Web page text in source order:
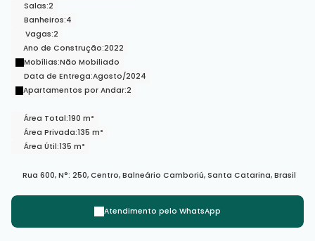
Salas:2
Banheiros:4
Vagas:2
Ano de Construção:2022
Mobílias:Não Mobiliado
Data de Entrega:Agosto/2024
Apartamentos por Andar:2
Área Total:190 m²
Área Privada:135 m²
Área Útil:135 m²
Rua 600,N°: 250,Centro,Balneário Camboriú,Santa Catarina,Brasil
Atendimento pelo WhatsApp